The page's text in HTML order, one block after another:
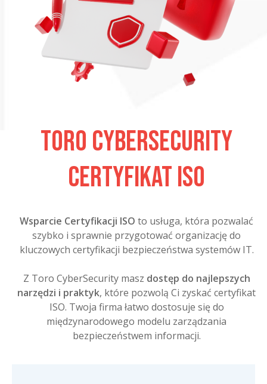
Toro Cybersecurity
Certyfikat ISO
Wsparcie Certyfikacji ISO to usługa, która pozwalać
szybko i sprawnie przygotować organizację do
kluczowych certyfikacji bezpieczeństwa systemów IT.
Z Toro CyberSecurity masz dostęp do najlepszych
narzędzi i praktyk, które pozwolą Ci zyskać certyfikat
ISO. Twoja firma łatwo dostosuje się do
międzynarodowego modelu zarządzania
bezpieczeństwem informacji.